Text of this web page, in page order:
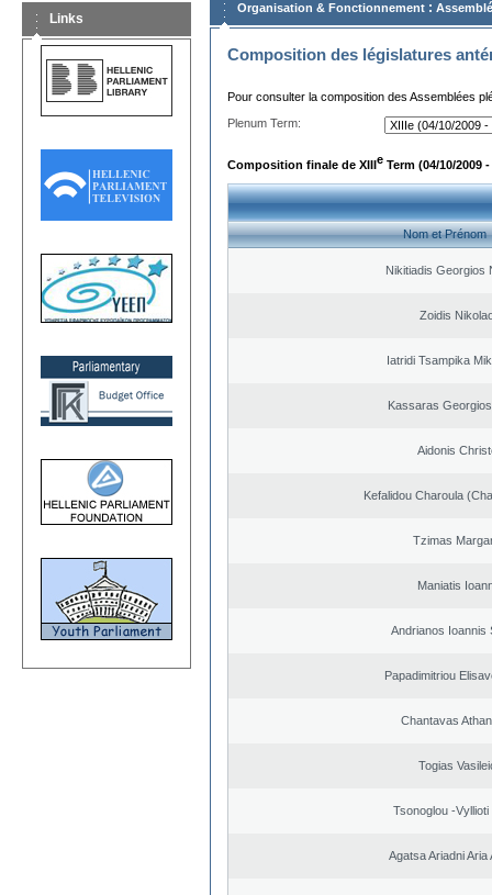
Links
Organisation & Fonctionnement :
Composition des législatures
Pour consulter la composition des Assemblées
Plenum Term:
Composition finale de XIIIe Term (04/10/2009 -
Nom et Prénom
Nikitiadis Georgios
Zoidis
Iatridi Tsampika
Kassaras
Aidonis
Kefalidou Charoula
Tzimas
Maniatis
Andrianos Ioannis
Papadimitriou
Chantavas
Togias
Tsonoglou -Vyllioti
Agatsa Ariadni Aria